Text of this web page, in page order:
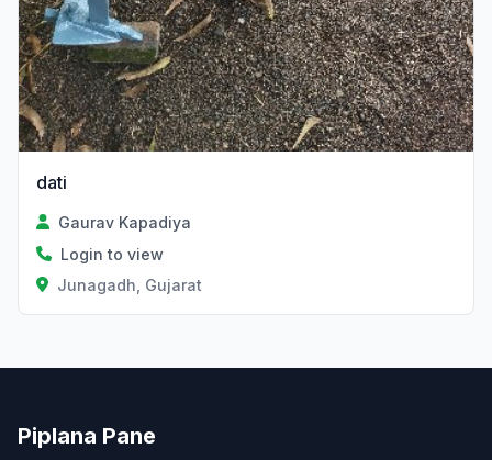
dati
Gaurav Kapadiya
Login to view
Junagadh, Gujarat
Piplana Pane